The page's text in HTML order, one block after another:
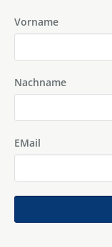
Vorname
Nachname
EMail